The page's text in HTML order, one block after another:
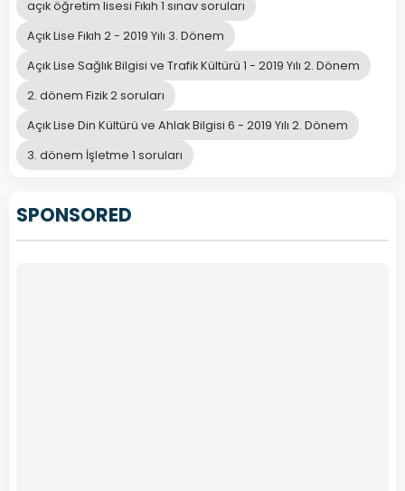
açık öğretim lisesi Fıkıh 1 sınav soruları
Açık Lise Fıkıh 2 - 2019 Yılı 3. Dönem
Açık Lise Sağlık Bilgisi ve Trafik Kültürü 1 - 2019 Yılı 2. Dönem
2. dönem Fizik 2 soruları
Açık Lise Din Kültürü ve Ahlak Bilgisi 6 - 2019 Yılı 2. Dönem
3. dönem İşletme 1 soruları
SPONSORED